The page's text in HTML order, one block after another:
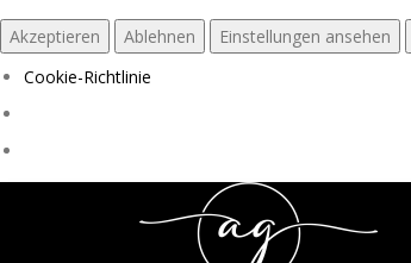
Akzeptieren Ablehnen Einstellungen ansehen
Cookie-Richtlinie